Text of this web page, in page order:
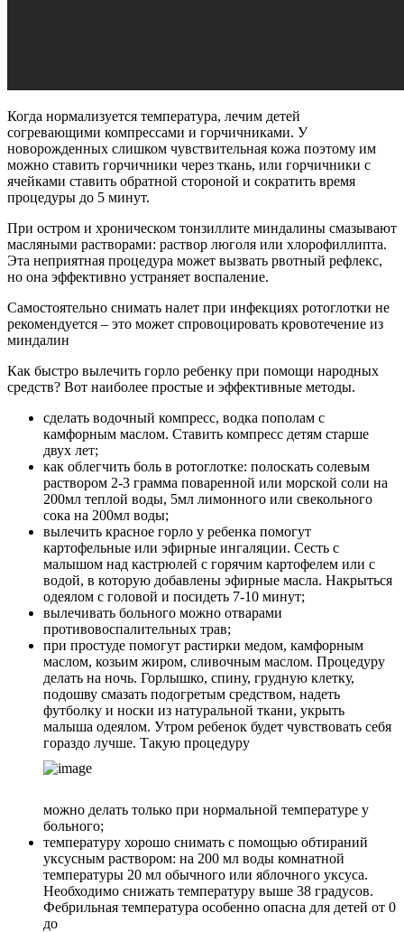
Когда нормализуется температура, лечим детей
согревающими компрессами и горчичниками. У
новорожденных слишком чувствительная кожа поэтому им
можно ставить горчичники через ткань, или горчичники с
ячейками ставить обратной стороной и сократить время
процедуры до 5 минут.
При остром и хроническом тонзиллите миндалины смазывают
масляными растворами: раствор люголя или хлорофиллипта.
Эта неприятная процедура может вызвать рвотный рефлекс,
но она эффективно устраняет воспаление.
Самостоятельно снимать налет при инфекциях ротоглотки не
рекомендуется – это может спровоцировать кровотечение из
миндалин
Как быстро вылечить горло ребенку при помощи народных
средств? Вот наиболее простые и эффективные методы.
сделать водочный компресс, водка пополам с
камфорным маслом. Ставить компресс детям старше
двух лет;
как облегчить боль в ротоглотке: полоскать солевым
раствором 2-3 грамма поваренной или морской соли на
200мл теплой воды, 5мл лимонного или свекольного
сока на 200мл воды;
вылечить красное горло у ребенка помогут
картофельные или эфирные ингаляции. Сесть с
малышом над кастрюлей с горячим картофелем или с
водой, в которую добавлены эфирные масла. Накрыться
одеялом с головой и посидеть 7-10 минут;
вылечивать больного можно отварами
противовоспалительных трав;
при простуде помогут растирки медом, камфорным
маслом, козьим жиром, сливочным маслом. Процедуру
делать на ночь. Горлышко, спину, грудную клетку,
подошву смазать подогретым средством, надеть
футболку и носки из натуральной ткани, укрыть
малыша одеялом. Утром ребенок будет чувствовать себя
гораздо лучше. Такую процедуру
можно делать только при нормальной температуре у
больного;
температуру хорошо снимать с помощью обтираний
уксусным раствором: на 200 мл воды комнатной
температуры 20 мл обычного или яблочного уксуса.
Необходимо снижать температуру выше 38 градусов.
Фебрильная температура особенно опасна для детей от 0
до